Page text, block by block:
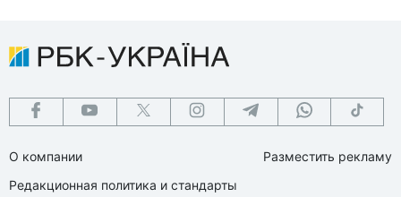
О компании
Редакционная политика и стандарты
Разместить рекламу